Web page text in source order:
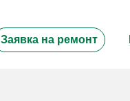
Заявка на ремонт